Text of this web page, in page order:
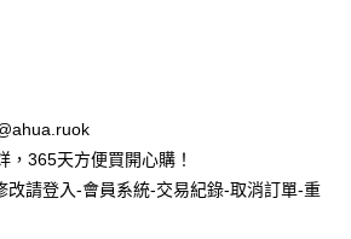
，365天方便買開心購！
改請登入-會員系統-交易紀錄-取消訂單-重